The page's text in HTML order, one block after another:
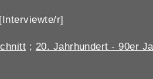
r]
; 20. Jahrhundert - 90er